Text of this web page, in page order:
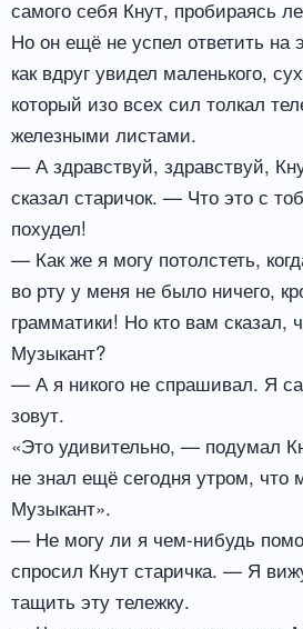
самого себя Кнут, пробираясь
Но он ещё не успел ответить на
как вдруг увидел маленького,
который изо всех сил толкал
железными листами.
— А здравствуй, здравствуй,
сказал старичок. — Что это с
похудел!
— Как же я могу потолстеть,
во рту у меня не было ничего,
грамматики! Но кто вам сказал,
Музыкант?
— А я никого не спрашивал. Я
зовут.
«Это удивительно, — подумал
не знал ещё сегодня утром, что
Музыкант».
— Не могу ли я чем-нибудь
спросил Кнут старичка. — Я
тащить эту тележку.